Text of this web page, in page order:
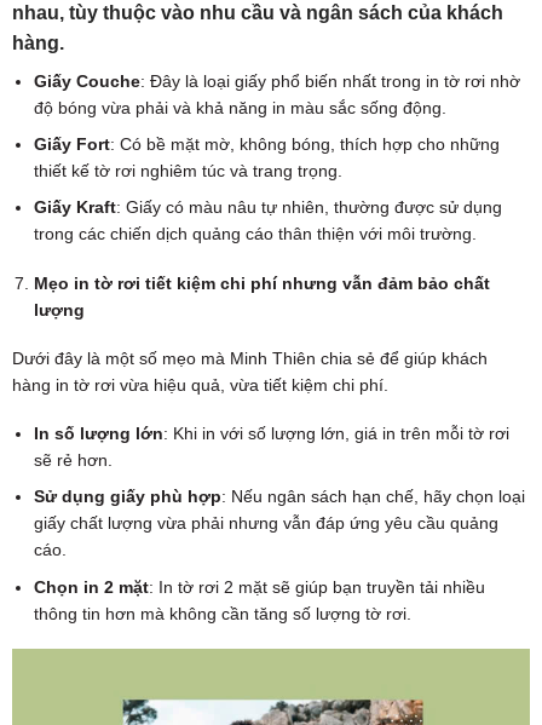
nhau, tùy thuộc vào nhu cầu và ngân sách của khách
hàng.
Giấy Couche: Đây là loại giấy phổ biến nhất trong in tờ rơi nhờ
độ bóng vừa phải và khả năng in màu sắc sống động.
Giấy Fort: Có bề mặt mờ, không bóng, thích hợp cho những
thiết kế tờ rơi nghiêm túc và trang trọng.
Giấy Kraft: Giấy có màu nâu tự nhiên, thường được sử dụng
trong các chiến dịch quảng cáo thân thiện với môi trường.
Mẹo in tờ rơi tiết kiệm chi phí nhưng vẫn đảm bảo chất
lượng
Dưới đây là một số mẹo mà Minh Thiên chia sẻ để giúp khách
hàng in tờ rơi vừa hiệu quả, vừa tiết kiệm chi phí.
In số lượng lớn: Khi in với số lượng lớn, giá in trên mỗi tờ rơi
sẽ rẻ hơn.
Sử dụng giấy phù hợp: Nếu ngân sách hạn chế, hãy chọn loại
giấy chất lượng vừa phải nhưng vẫn đáp ứng yêu cầu quảng
cáo.
Chọn in 2 mặt: In tờ rơi 2 mặt sẽ giúp bạn truyền tải nhiều
thông tin hơn mà không cần tăng số lượng tờ rơi.